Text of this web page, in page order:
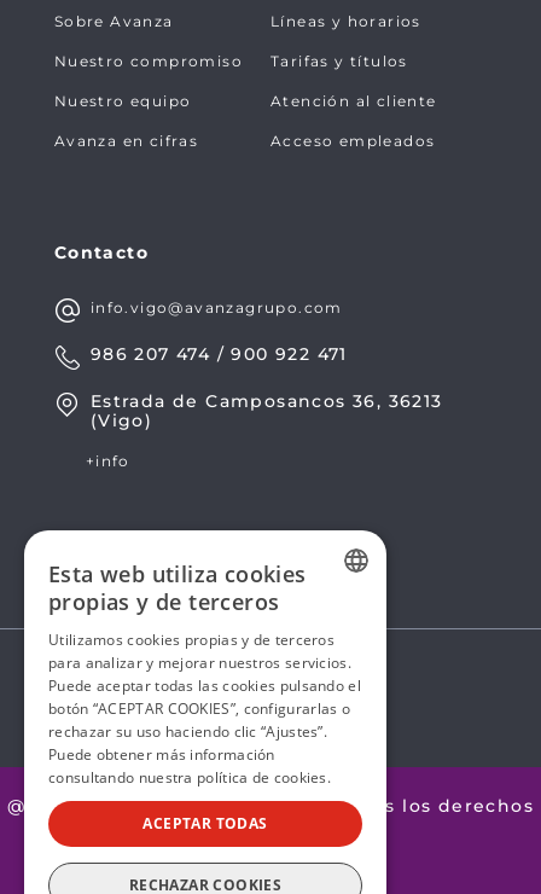
Sobre Avanza
Nuestro compromiso
Nuestro equipo
Avanza en cifras
Líneas y horarios
Tarifas y títulos
Atención al cliente
Acceso empleados
Contacto
info.vigo@avanzagrupo.com
986 207 474 / 900 922 471
Estrada de Camposancos 36, 36213
(Vigo)
+info
@2026 Avanza by Mobility ADO. Todos los derechos
reservados.
SPANISH
Esta web utiliza cookies
propias y de terceros
Utilizamos cookies propias y de terceros
para analizar y mejorar nuestros servicios.
Puede aceptar todas las cookies pulsando el
botón “ACEPTAR COOKIES”, configurarlas o
rechazar su uso haciendo clic “Ajustes”.
Puede obtener más información
consultando nuestra política de cookies.
ACEPTAR TODAS
RECHAZAR COOKIES